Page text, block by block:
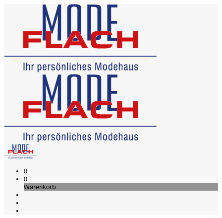
0
0
Warenkorb